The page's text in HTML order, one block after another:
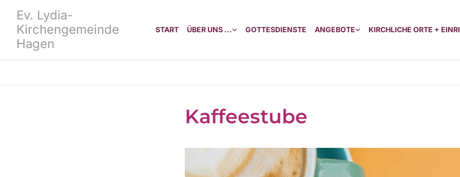
Ev. Lydia-
Kirchengemeinde
Hagen
START ÜBER UNS ... GOTTESDIENSTE ANGEBOTE KIRCHLICHE ORTE +
Kaffeestube